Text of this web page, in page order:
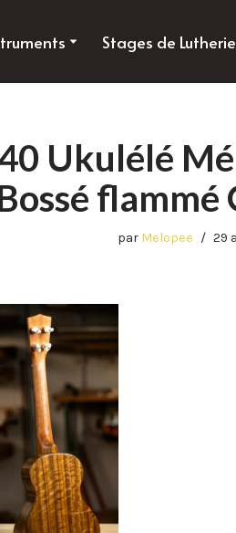
Stages de Lutherie
Ukulélé
flammé
par Melopee 29